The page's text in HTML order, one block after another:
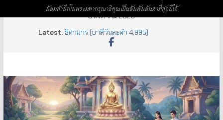
9 สิงหาคม 2026
Latest: ธิดามาร (บาลีวันละคำ 4,995)
สัลเลข – เนกขัม (บาลีวันละคำ 4,999)
น้อมสำนึกในพระมหากรุณาธิคุณเป็นล้นพ้นอันหาที่สุดมิได้